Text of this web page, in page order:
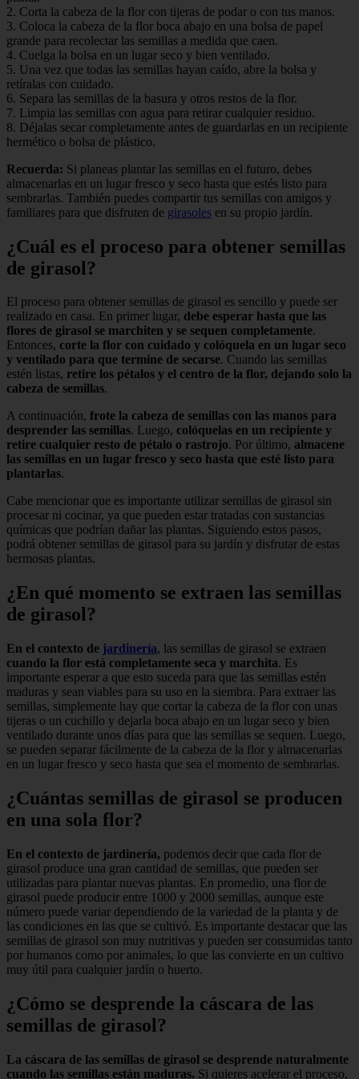
2. Corta la cabeza de la flor con tijeras de podar o con tus manos.
3. Coloca la cabeza de la flor boca abajo en una bolsa de papel
grande para recolectar las semillas a medida que caen.
4. Cuelga la bolsa en un lugar seco y bien ventilado.
5. Una vez que todas las semillas hayan caído, abre la bolsa y
retíralas con cuidado.
6. Separa las semillas de la basura y otros restos de la flor.
7. Limpia las semillas con agua para retirar cualquier residuo.
8. Déjalas secar completamente antes de guardarlas en un recipiente
hermético o bolsa de plástico.
Recuerda: Si planeas plantar las semillas en el futuro, debes
almacenarlas en un lugar fresco y seco hasta que estés listo para
sembrarlas. También puedes compartir tus semillas con amigos y
familiares para que disfruten de girasoles en su propio jardín.
¿Cuál es el proceso para obtener semillas
de girasol?
El proceso para obtener semillas de girasol es sencillo y puede ser
realizado en casa. En primer lugar, debe esperar hasta que las
flores de girasol se marchiten y se sequen completamente.
Entonces, corte la flor con cuidado y colóquela en un lugar seco
y ventilado para que termine de secarse. Cuando las semillas
estén listas, retire los pétalos y el centro de la flor, dejando solo la
cabeza de semillas.
A continuación, frote la cabeza de semillas con las manos para
desprender las semillas. Luego, colóquelas en un recipiente y
retire cualquier resto de pétalo o rastrojo. Por último, almacene
las semillas en un lugar fresco y seco hasta que esté listo para
plantarlas.
Cabe mencionar que es importante utilizar semillas de girasol sin
procesar ni cocinar, ya que pueden estar tratadas con sustancias
químicas que podrían dañar las plantas. Siguiendo estos pasos,
podrá obtener semillas de girasol para su jardín y disfrutar de estas
hermosas plantas.
¿En qué momento se extraen las semillas
de girasol?
En el contexto de jardinería, las semillas de girasol se extraen
cuando la flor está completamente seca y marchita. Es
importante esperar a que esto suceda para que las semillas estén
maduras y sean viables para su uso en la siembra. Para extraer las
semillas, simplemente hay que cortar la cabeza de la flor con unas
tijeras o un cuchillo y dejarla boca abajo en un lugar seco y bien
ventilado durante unos días para que las semillas se sequen. Luego,
se pueden separar fácilmente de la cabeza de la flor y almacenarlas
en un lugar fresco y seco hasta que sea el momento de sembrarlas.
¿Cuántas semillas de girasol se producen
en una sola flor?
En el contexto de jardinería, podemos decir que cada flor de
girasol produce una gran cantidad de semillas, que pueden ser
utilizadas para plantar nuevas plantas. En promedio, una flor de
girasol puede producir entre 1000 y 2000 semillas, aunque este
número puede variar dependiendo de la variedad de la planta y de
las condiciones en las que se cultivó. Es importante destacar que las
semillas de girasol son muy nutritivas y pueden ser consumidas tanto
por humanos como por animales, lo que las convierte en un cultivo
muy útil para cualquier jardín o huerto.
¿Cómo se desprende la cáscara de las
semillas de girasol?
La cáscara de las semillas de girasol se desprende naturalmente
cuando las semillas están maduras. Si quieres acelerar el proceso,